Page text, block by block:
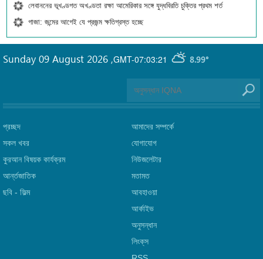
লেবাননের ভূখণ্ডগত অখণ্ডতা রক্ষা আমেরিকার সঙ্গে যুদ্ধবিরতি চুক্তির প্রথম শর্ত
গাজা: জন্মের আগেই যে প্রজন্ম ক্ষতিগ্রস্ত হচ্ছে
GMT-07:03:21 8.99°
Sunday 09 August 2026 ,
প্রচ্ছদ
সকল খবর
কুরআন বিষয়ক কার্যক্রম
আর্ন্তজাতিক
ছবি‎ - ফিল্ম
আমাদের সম্পর্কে
যোগাযোগ
নিউজলেটার
মতামত
আবহাওয়া
আর্কাইভ
অনুসন্ধান
লিংক্‌স